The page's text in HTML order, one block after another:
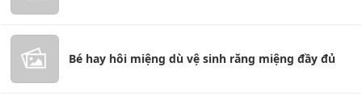
Bé hay hôi miệng dù vệ sinh răng miệng đầy đủ